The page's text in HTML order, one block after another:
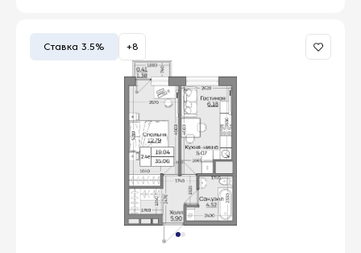
Ставка 3.5% +8